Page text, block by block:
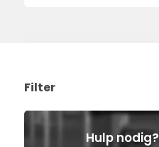
Filter
Hulp nodig?